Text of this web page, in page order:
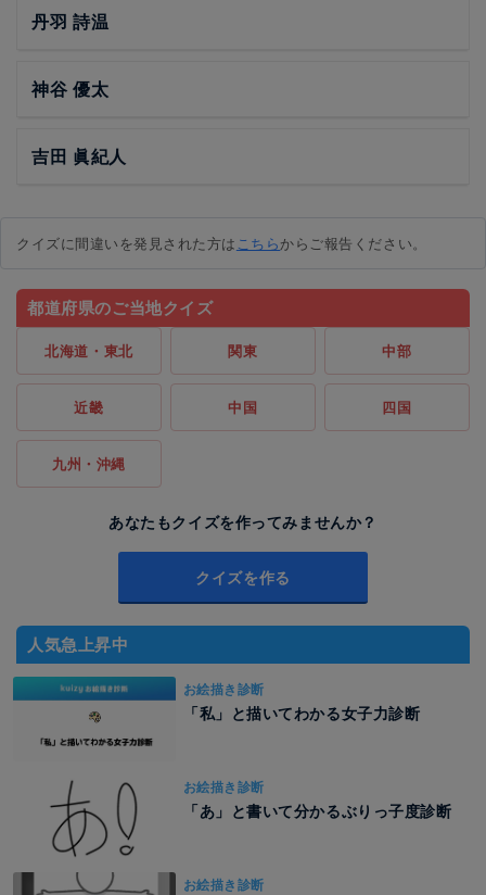
丹羽 詩温
神谷 優太
吉田 眞紀人
クイズに間違いを発見された方はこちらからご報告ください。
都道府県のご当地クイズ
北海道・東北 関東 中部
近畿 中国 四国
九州・沖縄
あなたもクイズを作ってみませんか？
クイズを作る
人気急上昇中
お絵描き診断
「私」と描いてわかる女子力診断
お絵描き診断
「あ」と書いて分かるぶりっ子度診断
お絵描き診断